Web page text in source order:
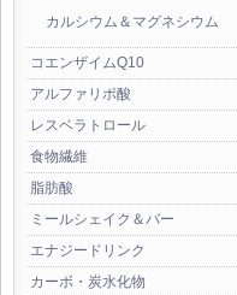
カルシウム＆マグネシウム
コエンザイムQ10
アルファリポ酸
レスベラトロール
食物繊維
脂肪酸
ミールシェイク＆バー
エナジードリンク
カーボ・炭水化物